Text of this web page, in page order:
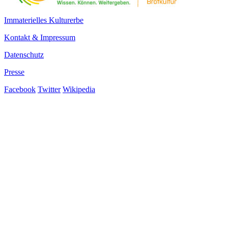
Immaterielles Kulturerbe
Kontakt & Impressum
Datenschutz
Presse
Facebook Twitter Wikipedia